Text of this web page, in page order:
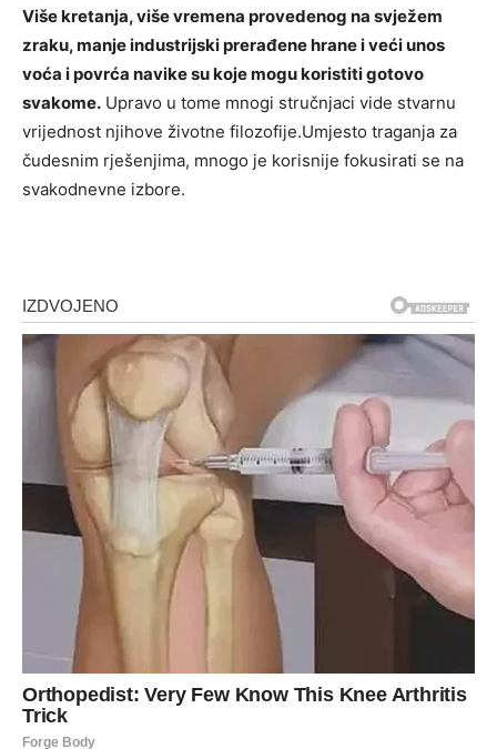
Više kretanja, više vremena provedenog na svježem
zraku, manje industrijski prerađene hrane i veći unos
voća i povrća navike su koje mogu koristiti gotovo
svakome. Upravo u tome mnogi stručnjaci vide stvarnu
vrijednost njihove životne filozofije.Umjesto traganja za
čudesnim rješenjima, mnogo je korisnije fokusirati se na
svakodnevne izbore.